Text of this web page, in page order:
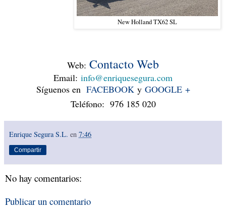
New Holland TX62 SL
Web: Contacto Web
Email: info@enriquesegura.com
Síguenos en FACEBOOK y GOOGLE +
Teléfono: 976 185 020
Enrique Segura S.L. en 7:46
Compartir
No hay comentarios:
Publicar un comentario